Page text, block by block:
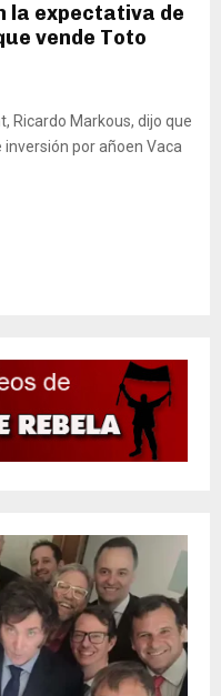
la expectativa de
vende Toto
Ricardo Markous, dijo que
por añoen Vaca